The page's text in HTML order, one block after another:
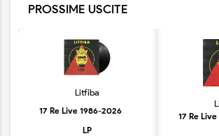
PROSSIME USCITE
Litfiba
17 Re Live 1986-2026
LP
17 Re